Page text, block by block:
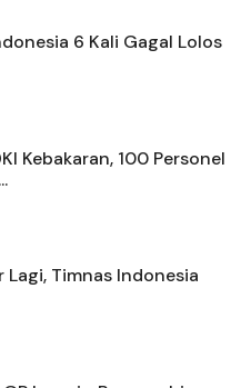
6 Kali Gagal Lolos
Kebakaran, 100 Personel
Lagi, Timnas Indonesia